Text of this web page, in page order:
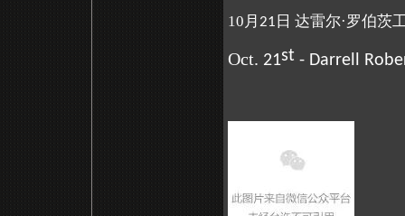
10月 21 日 达雷尔·罗伯茨
Oct. 21st - Darrell